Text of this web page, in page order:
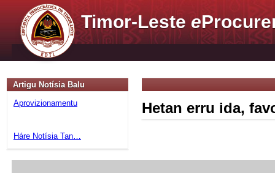
Timor-Lestee
Artigu Notísia Balu
Aprovizionamentu
Háre Notísia Tan…
Hetan erru ida,